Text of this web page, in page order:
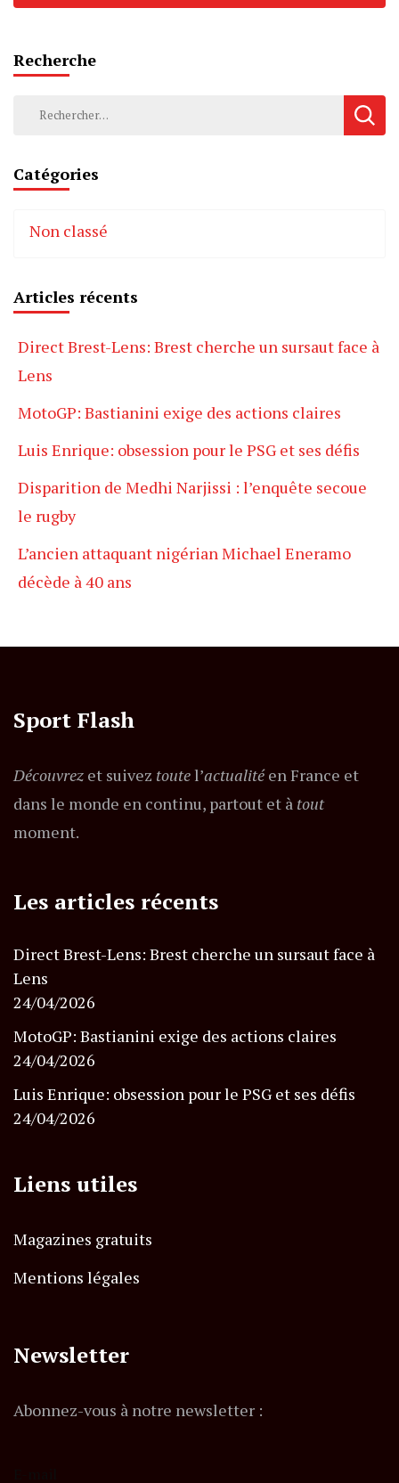
Recherche
Rechercher :
Catégories
Non classé
Articles récents
Direct Brest-Lens: Brest cherche un sursaut face à
Lens
MotoGP: Bastianini exige des actions claires
Luis Enrique: obsession pour le PSG et ses défis
Disparition de Medhi Narjissi : l’enquête secoue
le rugby
L’ancien attaquant nigérian Michael Eneramo
décède à 40 ans
Sport Flash
Découvrez et suivez toutel’actualitéen France et
dans le monde en continu, partout et à tout
moment.
Les articles récents
Direct Brest-Lens: Brest cherche un sursaut face à
Lens
24/04/2026
MotoGP: Bastianini exige des actions claires
24/04/2026
Luis Enrique: obsession pour le PSG et ses défis
24/04/2026
Liens utiles
Magazines gratuits
Mentions légales
Newsletter
Abonnez-vous à notre newsletter :